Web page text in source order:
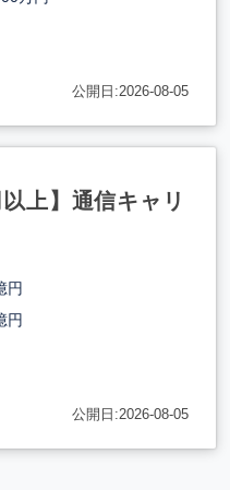
公開日:2026-08-05
上】通信キャリ
円
円
公開日:2026-08-05